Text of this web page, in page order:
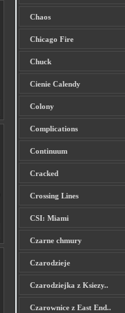
Chaos
Chicago Fire
Chuck
Cienie Calendy
Colony
Complications
Continuum
Cracked
Crossing Lines
CSI: Miami
Czarne chmury
Czarodzieje
Czarodziejka z Ksiezy..
Czarownice z East End..